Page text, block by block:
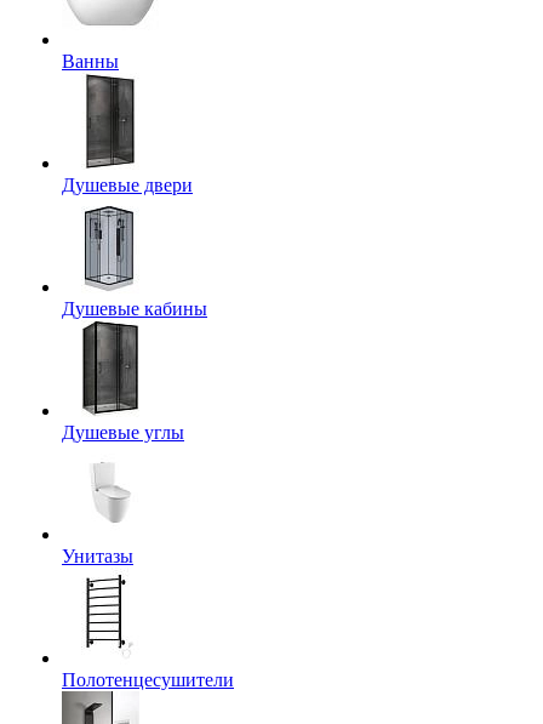
Ванны
Душевые двери
Душевые кабины
Душевые углы
Унитазы
Полотенцесушители